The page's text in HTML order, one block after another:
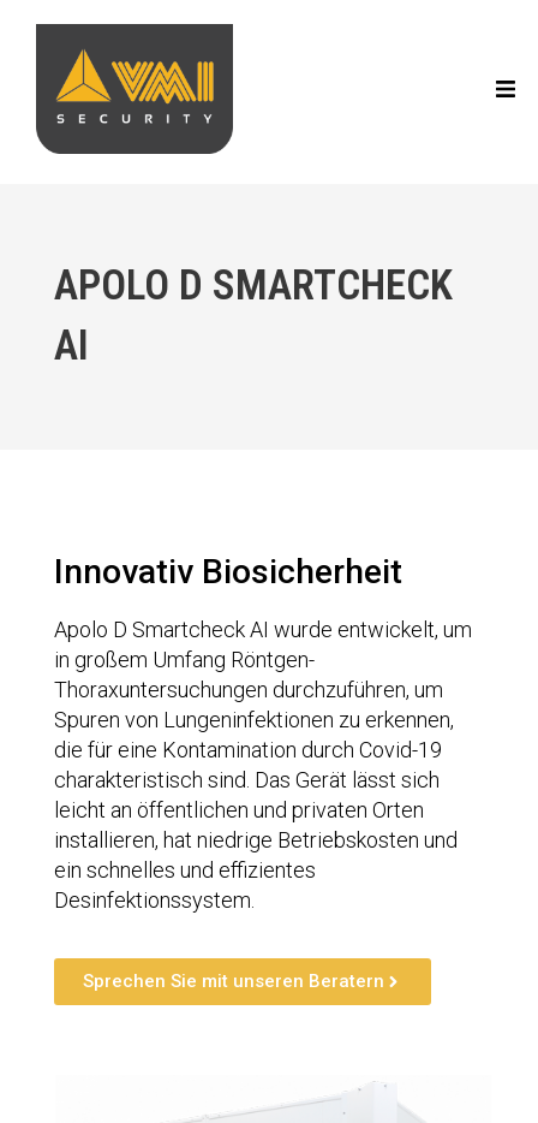
APOLO D SMARTCHECK
AI
Innovativ Biosicherheit
Apolo D Smartcheck AI wurde entwickelt, um
in großem Umfang Röntgen-
Thoraxuntersuchungen durchzuführen, um
Spuren von Lungeninfektionen zu erkennen,
die für eine Kontamination durch Covid-19
charakteristisch sind. Das Gerät lässt sich
leicht an öffentlichen und privaten Orten
installieren, hat niedrige Betriebskosten und
ein schnelles und effizientes
Desinfektionssystem.
Sprechen Sie mit unseren Beratern